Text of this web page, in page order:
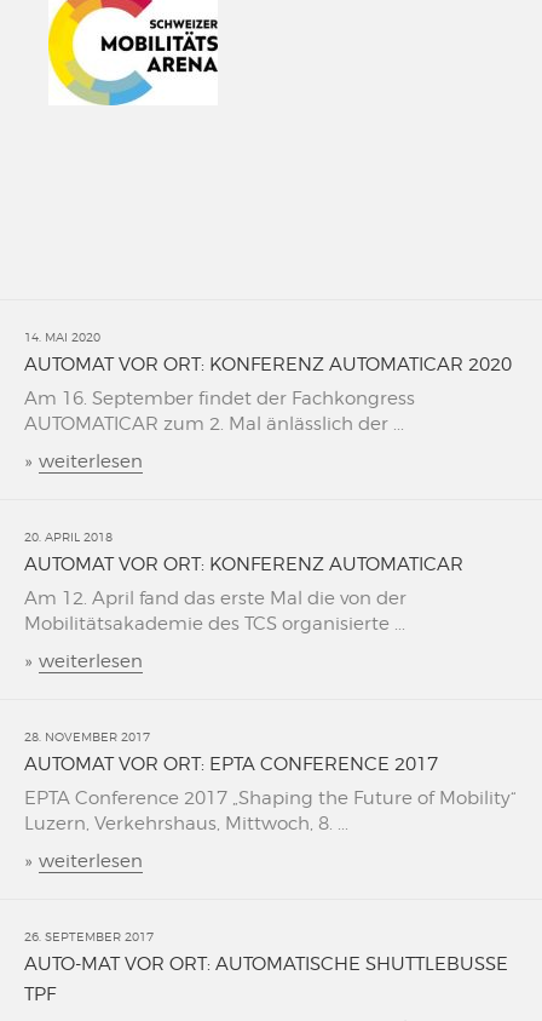
14. MAI 2020
AUTOMAT VOR ORT: KONFERENZ AUTOMATICAR 2020
Am 16. September findet der Fachkongress
AUTOMATICAR zum 2. Mal änlässlich der ...
» weiterlesen
20. APRIL 2018
AUTOMAT VOR ORT: KONFERENZ AUTOMATICAR
Am 12. April fand das erste Mal die von der
Mobilitätsakademie des TCS organisierte ...
» weiterlesen
28. NOVEMBER 2017
AUTOMAT VOR ORT: EPTA CONFERENCE 2017
EPTA Conference 2017 „Shaping the Future of Mobility“
Luzern, Verkehrshaus, Mittwoch, 8. ...
» weiterlesen
26. SEPTEMBER 2017
AUTO-MAT VOR ORT: AUTOMATISCHE SHUTTLEBUSSE
TPF